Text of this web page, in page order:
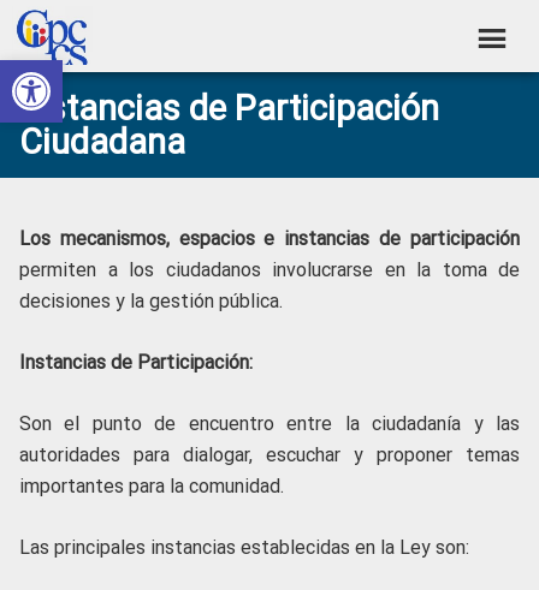
Abrir barra de herramientas
Skip
to
primary
navigation
Skip
to
main
content
Skip
to
primary
sidebar
Skip
to
footer
Consejo
de
Participación
Control
Social
Construyendo
Poder
Ciudadano
Instancias de Participación
Ciudadana
Los mecanismos, espacios e instancias de participación
permiten a los ciudadanos involucrarse en la toma de
decisiones y la gestión pública.
Instancias de Participación:
Son el punto de encuentro entre la ciudadanía y las
autoridades para dialogar, escuchar y proponer temas
importantes para la comunidad.
Las principales instancias establecidas en la Ley son: